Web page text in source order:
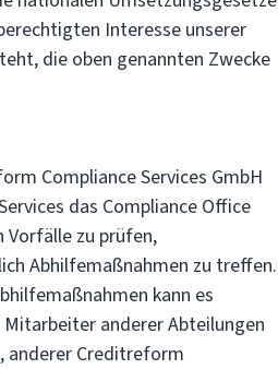
Interesse unserer
die oben genannten Zwecke
Compliance Services GmbH
das Compliance Office
Vorfälle zu prüfen,
Abhilfemaßnahmen zu treffen.
kann es
anderer Abteilungen
anderer Creditreform